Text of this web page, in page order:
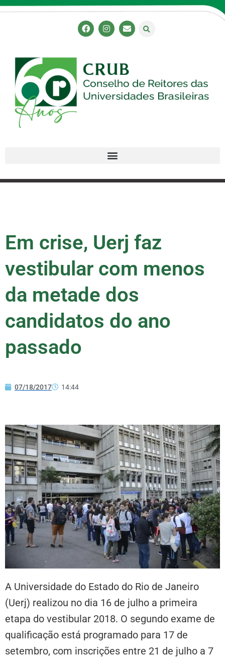
Em crise, Uerj faz
vestibular com menos
da metade dos
candidatos do ano
passado
07/18/2017 14:44
A Universidade do Estado do Rio de Janeiro
(Uerj) realizou no dia 16 de julho a primeira
etapa do vestibular 2018. O segundo exame de
qualificação está programado para 17 de
setembro, com inscrições entre 21 de julho a 7